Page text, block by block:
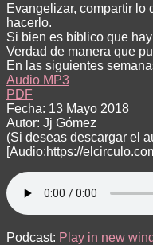
Evangelizar, compartir lo
hacerlo.
Si bien es bíblico que
Verdad de manera que
En las siguientes
Audio MP3
PDF
Fecha: 13 Mayo 2018
Autor: Jj Gómez
(Si deseas descargar el
[Audio:https://
Podcast: Play in new